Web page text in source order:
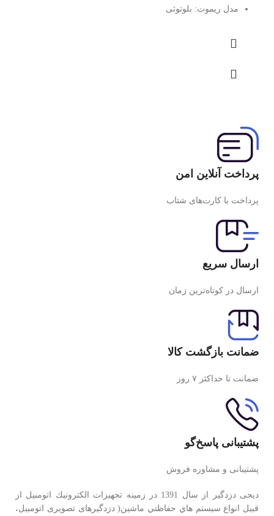
مدل ریموت: بلوتوثی
پرداخت آنلاین امن
پرداخت با کارت‌های شتاب
ارسال سریع
ارسال در کوتاه‌ترین زمان
ضمانت بازگشت کالا
ضمانت تا حداکثر ۷ روز
پشتیبانی پاسخ‌گو
پشتیبانی و مشاوره فروش
دیجی دزدگیر از سال 1391 در زمينه تجهيزات الكترونيك اتومبیل از
قبيل انواع سيستم هاي حفاظتي ماشین( دزدگيرهای تصویری اتومبیل،